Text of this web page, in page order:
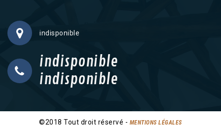
indisponible
indisponible
indisponible
©2018 Tout droit réservé - MENTIONS LÉGALES